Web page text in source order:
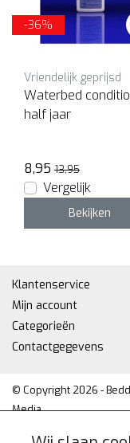
-36%
Vriendelijk geprijsd
Waterbed
half jaar
8,95 13,95
Vergelijk
Bekijken
Klantenservice
Mijn account
Categorieën
Contactgegevens
© Copyright 2026 -
Media